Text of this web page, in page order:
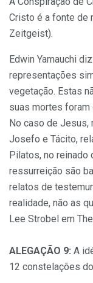
Cristo é a fonte de
Zeitgeist).
Edwin Yamauchi
representações
vegetação. Estas
suas mortes foram
No caso de Jesus,
Josefo e Tácito,
Pilatos, no reinado
ressurreição são
relatos de
realidade, não as
Lee Strobel em
ALEGAÇÃO 9: A
12 constelações